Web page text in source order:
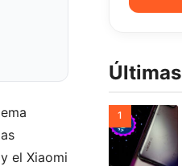
el Xiaomi